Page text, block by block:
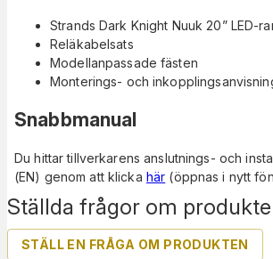
Ställda frågor om
STÄLL EN FRÅGA OM PRODUKTEN
Strands Dark Knight Nuuk 20” LED-
Reläkabelsats
Modellanpassade fästen
Monterings- och
Snabbmanual
Du hittar tillverkarens anslutnings- och
(EN) genom att klicka här (öppnas i nytt